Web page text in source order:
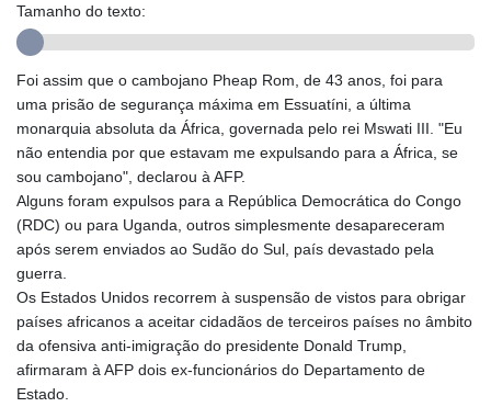
GYD 241.539903
HKD 9.040442
HNL 30.944652
HRK 7.534482
HTG 150.95029
HUF 366.519917
IDR 20604.535143
ILS 3.465739
INR 109.762882
IQD 1512.462949
IRR
1584348.162378
Tamanho do texto:
Foi assim que o cambojano Pheap Rom, de 43 anos, foi para
uma prisão de segurança máxima em Essuatíni, a última
monarquia absoluta da África, governada pelo rei Mswati III. "Eu
não entendia por que estavam me expulsando para a África, se
sou cambojano", declarou à AFP.
Alguns foram expulsos para a República Democrática do Congo
(RDC) ou para Uganda, outros simplesmente desapareceram
após serem enviados ao Sudão do Sul, país devastado pela
guerra.
Os Estados Unidos recorrem à suspensão de vistos para obrigar
países africanos a aceitar cidadãos de terceiros países no âmbito
da ofensiva anti-imigração do presidente Donald Trump,
afirmaram à AFP dois ex-funcionários do Departamento de
Estado.